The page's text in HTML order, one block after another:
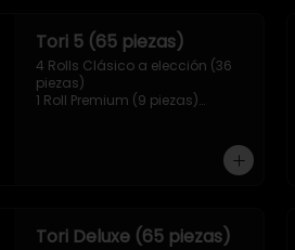
Tori 5 (65 piezas)
4 Rolls Clásico a elección (36
piezas)
1 Roll Premium (9 piezas)
Tori Deluxe (65 piezas)